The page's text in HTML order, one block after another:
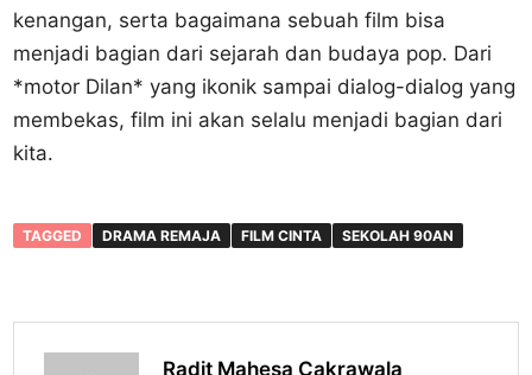
kenangan, serta bagaimana sebuah film bisa
menjadi bagian dari sejarah dan budaya pop. Dari
*motor Dilan* yang ikonik sampai dialog-dialog yang
membekas, film ini akan selalu menjadi bagian dari
kita.
TAGGED DRAMA REMAJA FILM CINTA SEKOLAH 90AN
Radit Mahesa Cakrawala